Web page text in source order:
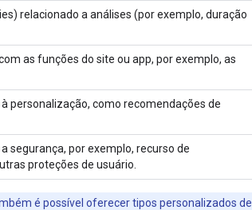
relacionado a análises (por exemplo, duração
as funções do site ou app, por exemplo, as
personalização, como recomendações de
segurança, por exemplo, recurso de
proteções de usuário.
é possível oferecer tipos personalizados de